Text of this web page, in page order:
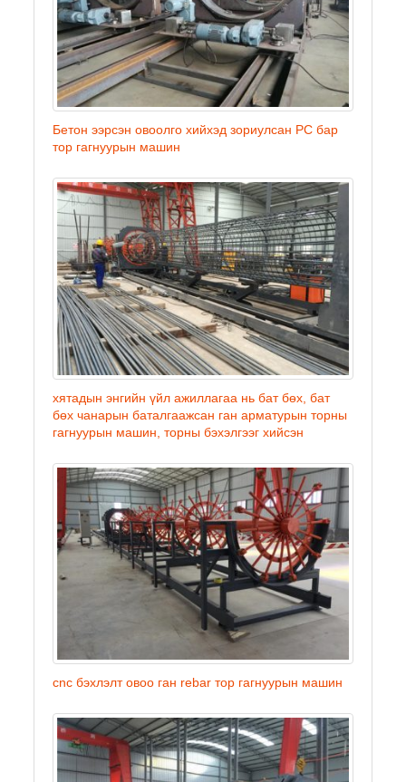
Бетон ээрсэн овоолго хийхэд зориулсан PC бар
тор гагнуурын машин
хятадын энгийн үйл ажиллагаа нь бат бөх, бат
бөх чанарын баталгаажсан ган арматурын торны
гагнуурын машин, торны бэхэлгээг хийсэн
cnc бэхлэлт овоо ган rebar тор гагнуурын машин